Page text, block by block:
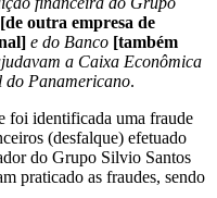
[de outra empresa de
e do Banco [também
a Caixa Econômica
do Panamericano.
foi identificada uma fraude
(desfalque) efetuado
do Grupo Silvio Santos
praticado as fraudes, sendo